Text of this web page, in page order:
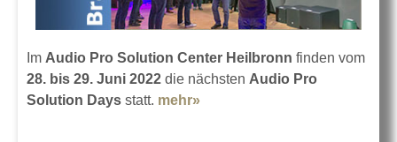
Im Audio Pro Solution Center Heilbronn finden vom
28. bis 29. Juni 2022 die nächsten Audio Pro
Solution Days statt. mehr»